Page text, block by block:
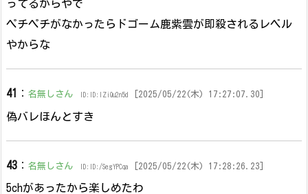
ってるからやで
ペチペチがなかったらドゴーム鹿紫雲が即殺されるレベル
やからな
41 ： 名無しさん ID:ID:IZiQu2n5d [2025/05/22(木) 17:27:07.30]
偽バレほんとすき
43 ： 名無しさん ID:ID:/SegYPCqa [2025/05/22(木) 17:28:26.23]
5chがあったから楽しめたわ